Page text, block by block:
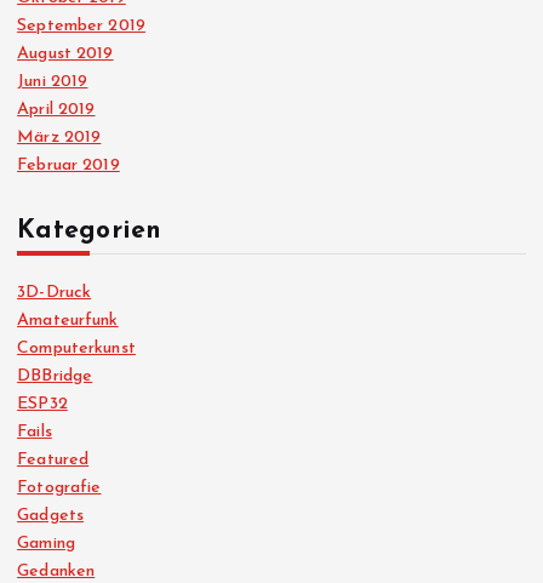
September 2019
August 2019
Juni 2019
April 2019
März 2019
Februar 2019
Kategorien
3D-Druck
Amateurfunk
Computerkunst
DBBridge
ESP32
Fails
Featured
Fotografie
Gadgets
Gaming
Gedanken